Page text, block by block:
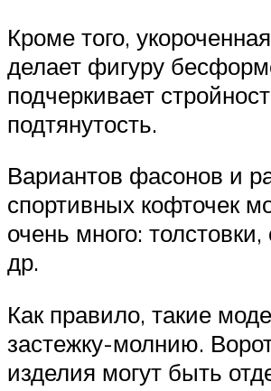
Кроме того,
делает фигуру
подчеркивает
подтянутость.
Вариантов фасонов и
спортивных кофточек
очень много:
др.
Как правило, такие
застежку-молнию.
изделия могут быть